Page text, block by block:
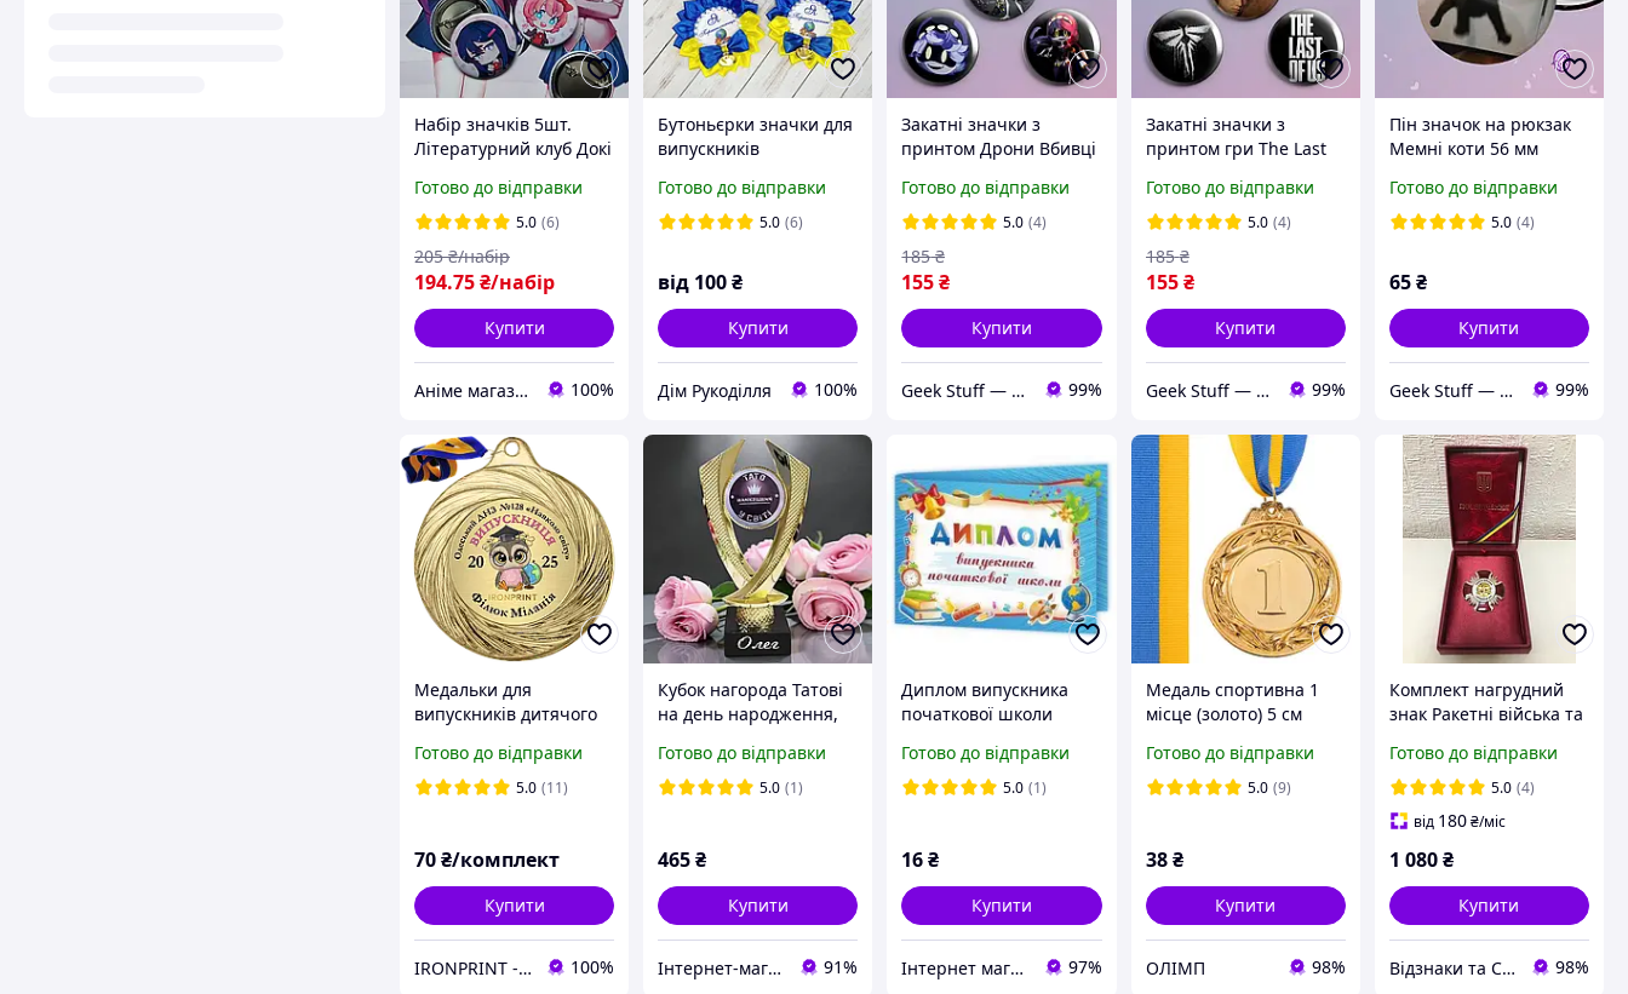
Набір значків 5шт.
Літературний клуб Докі
Literature Club!
Готово до відправки
5.0 (6)
194.75₴/набір
205 ₴/набір
Купити
Аніме магазин Anikoneko 100%
Бутоньєрки значки для
випускників
жовтий. дзвоники для
першокласників
Готово до відправки
5.0 (6)
від 100₴
Купити
Дім Рукоділля 100%
Закатні значки з
принтом Дрони Вбивці
металеві на шпильці
56 мм х 4 штуки
Готово до відправки
5.0 (4)
155₴
185 ₴
Купити
Geek Stuff — крамничка аніме, гік, Kpop товарів. Сувеніри з власним принтом та поліграфія. 99%
Закатні значки з
принтом гри The Last
шпильці 56 мм х 4
штуки
Готово до відправки
5.0 (4)
155 ₴
185 ₴
Купити
Geek Stuff — крамничка аніме, гік, Kpop товарів. Сувеніри з власним принтом та поліграфія. 99%
Пін значок на рюкзак
Мемні коти 56 мм
Готово до відправки
5.0 (4)
65₴
Купити
Geek Stuff — крамничка аніме, гік, Kpop товарів. Сувеніри з власним принтом та поліграфія. 99%
Медальки для
випускників дитячого
металеві медалі на
випускний у дитячому
Готово до відправки
5.0 (11)
70₴/комплект
Купити
IRONPRINT - друк на металі та нагородна атрибутика 100%
Кубок нагорода Татові
на день народження,
Готово до відправки
5.0 (1)
465₴
Купити
Інтернет-магазин "ЕXCLUSIVE" 91%
Диплом випускника
початкової школи
Готово до відправки
5.0 (1)
16₴
Купити
Інтернет магазин Ксюша 97%
Медаль спортивна 1
місце (золото) 5 см
Готово до відправки
5.0 (9)
38 ₴
Купити
ОЛІМП 98%
Комплект нагрудний
знак Ракетні війська та
посвідчення
Готово до відправки
5.0 (4)
від 180₴/міс
1 080₴
Купити
Відзнаки та Сувеніри 98%